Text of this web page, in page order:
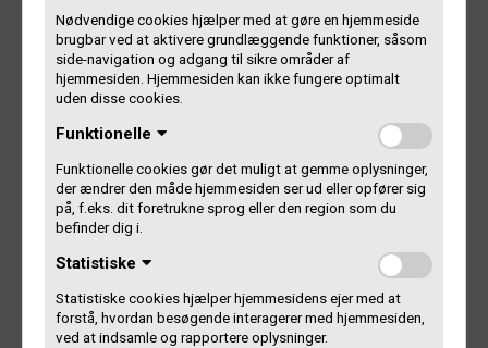
Nødvendige cookies hjælper med at gøre en hjemmeside
brugbar ved at aktivere grundlæggende funktioner, såsom
side-navigation og adgang til sikre områder af
hjemmesiden. Hjemmesiden kan ikke fungere optimalt
uden disse cookies.
Funktionelle
Funktionelle cookies gør det muligt at gemme oplysninger,
der ændrer den måde hjemmesiden ser ud eller opfører sig
på, f.eks. dit foretrukne sprog eller den region som du
befinder dig i.
Statistiske
Statistiske cookies hjælper hjemmesidens ejer med at
forstå, hvordan besøgende interagerer med hjemmesiden,
ved at indsamle og rapportere oplysninger.
Gramex er det, man internationalt kalder et ’joined
collecting society’. Det betyder, at vi varetager rettigheder
ligeligt for to grupper: udøvende kunstnere OG
pladeselskaber.
Den sidste tredjedel af de nye medlemmer i 2016 er meldt
ind som pladeselskaber. De har alle 259 udgivet musik, der
er anmeldt til Gramex på en studieliste, eller på anden vis
dokumenteret deres producent-rettigheder.
Af de 259 er 99 af dem meldt ind som et pladeselskab
med et CVR-nummer, mens hovedparten, 62 procent, er
meldt ind som et personligt ejet pladeselskab, der får
udbetaling via deres CPR-nummer. Det er typisk musikere,
der selv har udgivet deres musik uden at have et firma med